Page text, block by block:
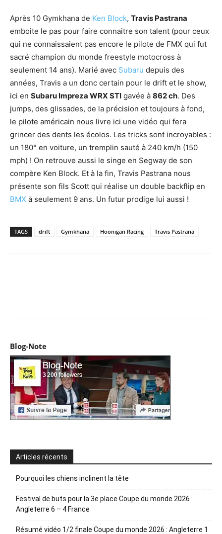
Après 10 Gymkhana de Ken Block, Travis Pastrana
emboite le pas pour faire connaitre son talent (pour ceux
qui ne connaissaient pas encore le pilote de FMX qui fut
sacré champion du monde freestyle motocross à
seulement 14 ans). Marié avec Subaru depuis des
années, Travis a un donc certain pour le drift et le show,
ici en Subaru Impreza WRX STI gavée à 862 ch. Des
jumps, des glissades, de la précision et toujours à fond,
le pilote américain nous livre ici une vidéo qui fera
grincer des dents les écolos. Les tricks sont incroyables :
un 180° en voiture, un tremplin sauté à 240 km/h (150
mph) ! On retrouve aussi le singe en Segway de son
compère Ken Block. Et à la fin, Travis Pastrana nous
présente son fils Scott qui réalise un double backflip en
BMX à seulement 9 ans. Un futur prodige lui aussi !
TAGS drift Gymkhana Hoonigan Racing Travis Pastrana
Blog-Note
Articles récents
Pourquoi les chiens inclinent la tête
Festival de buts pour la 3e place Coupe du monde 2026 :
Angleterre 6 – 4 France
Résumé vidéo 1/2 finale Coupe du monde 2026 : Angleterre 1